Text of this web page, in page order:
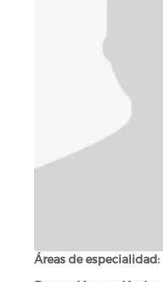
Áreas de especialidad: